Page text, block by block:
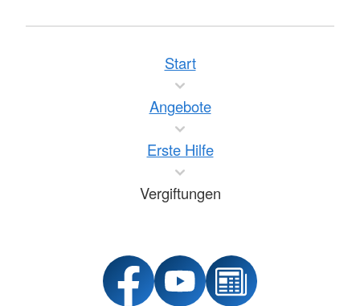
Start
Angebote
Erste Hilfe
Vergiftungen